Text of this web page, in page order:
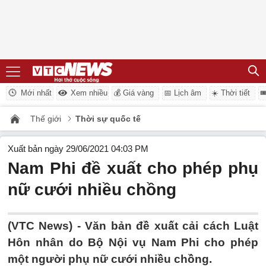
Mới nhất Xem nhiều 💰 Giá vàng 📅 Lịch âm ☀️ Thời tiết
Thế giới Thời sự quốc tế
Xuất bản ngày 29/06/2021 04:03 PM
Nam Phi đề xuất cho phép phụ
nữ cưới nhiều chồng
(VTC News) -Văn bản đề xuất cải cách Luật
Hôn nhân do Bộ Nội vụ Nam Phi cho phép
một người phụ nữ cưới nhiều chồng.